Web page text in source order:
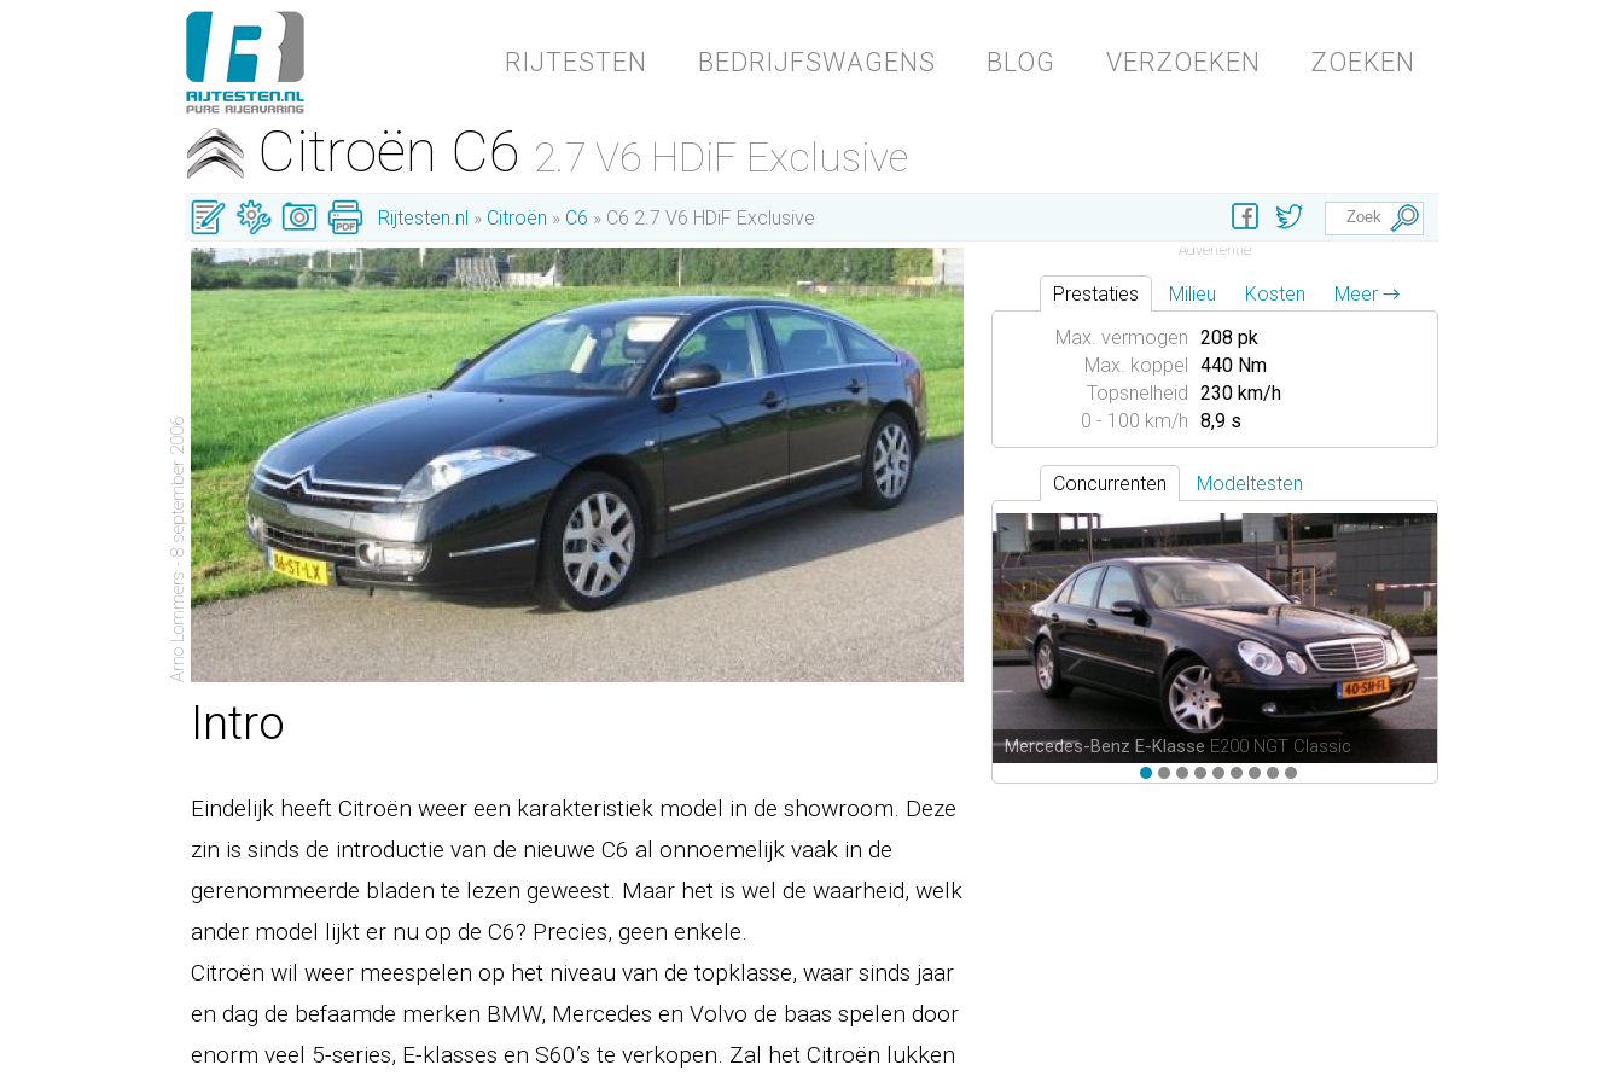
RIJTESTEN BEDRIJFSWAGENS BLOG VERZOEKEN ZOEKEN
Citroën C6 2.7 V6 HDiF Exclusive
Rijtesten.nl Citroën C6 C6 2.7 V6 HDiF Exclusive
Arno Lommers - 8 september 2006
Intro
Eindelijk heeft Citroën weer een karakteristiek model in de showroom. Deze
zin is sinds de introductie van de nieuwe C6 al onnoemelijk vaak in de
gerenommeerde bladen te lezen geweest. Maar het is wel de waarheid, welk
ander model lijkt er nu op de C6? Precies, geen enkele.
Citroën wil weer meespelen op het niveau van de topklasse, waar sinds jaar
en dag de befaamde merken BMW, Mercedes en Volvo de baas spelen door
enorm veel 5-series, E-klasses en S60’s te verkopen. Zal het Citroën lukken
Prestaties Milieu Kosten
Meer →
Max. vermogen 208 pk
Max. koppel 440 Nm
Topsnelheid 230 km/h
0 - 100 km/h 8,9 s
Concurrenten Modeltesten
Mercedes-Benz E-Klasse E200 NGT Classic